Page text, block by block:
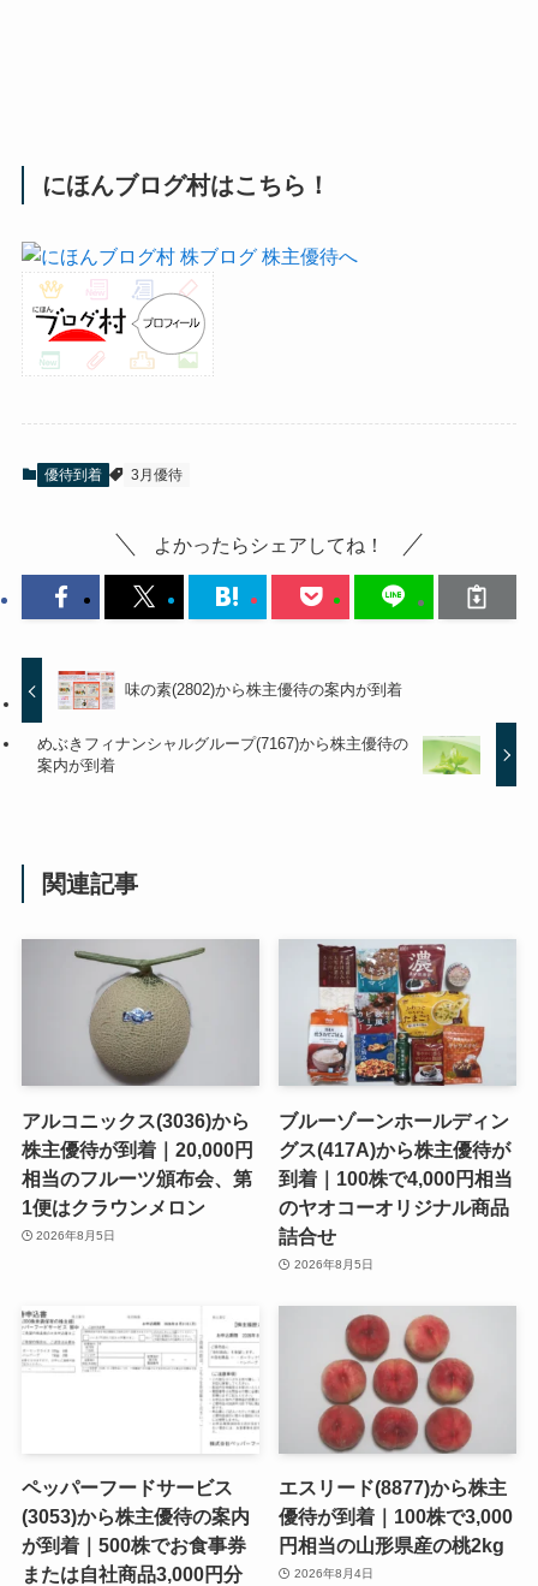
にほんブログ村はこちら！
優待到着 3月優待
よかったらシェアしてね！
味の素(2802)から株主優待の案内が到着
めぶきフィナンシャルグループ(7167)から株主優待の
案内が到着
関連記事
アルコニックス(3036)から
株主優待が到着｜20,000円
相当のフルーツ頒布会、第
1便はクラウンメロン
2026年8月5日
ブルーゾーンホールディン
グス(417A)から株主優待が
到着｜100株で4,000円相当
のヤオコーオリジナル商品
詰合せ
2026年8月5日
ペッパーフードサービス
(3053)から株主優待の案内
が到着｜500株でお食事券
または自社商品3,000円分
エスリード(8877)から株主
優待が到着｜100株で3,000
円相当の山形県産の桃2kg
2026年8月4日